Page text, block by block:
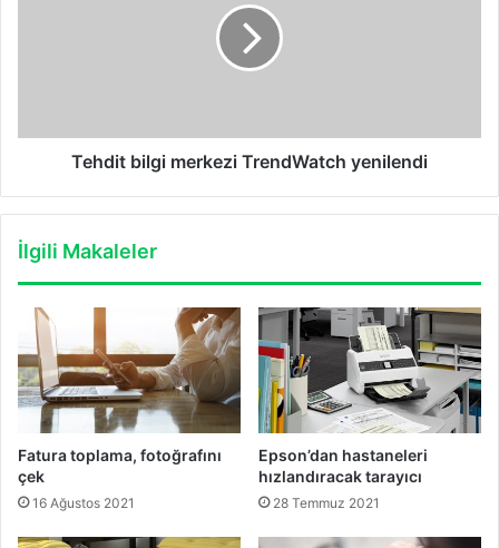
Tehdit bilgi merkezi TrendWatch yenilendi
İlgili Makaleler
Fatura toplama, fotoğrafını
çek
16 Ağustos 2021
Epson’dan hastaneleri
hızlandıracak tarayıcı
28 Temmuz 2021